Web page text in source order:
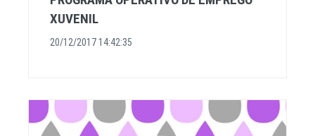
XUVENIL
20/12/2017 14:42:35